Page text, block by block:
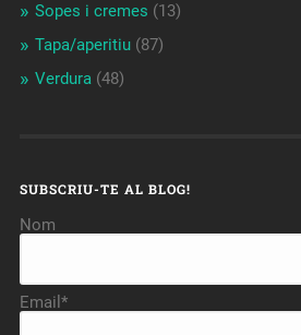
Sopes i cremes (13)
Tapa/aperitiu(87)
Verdura(48)
SUBSCRIU-TE AL BLOG!
Nom
Email*